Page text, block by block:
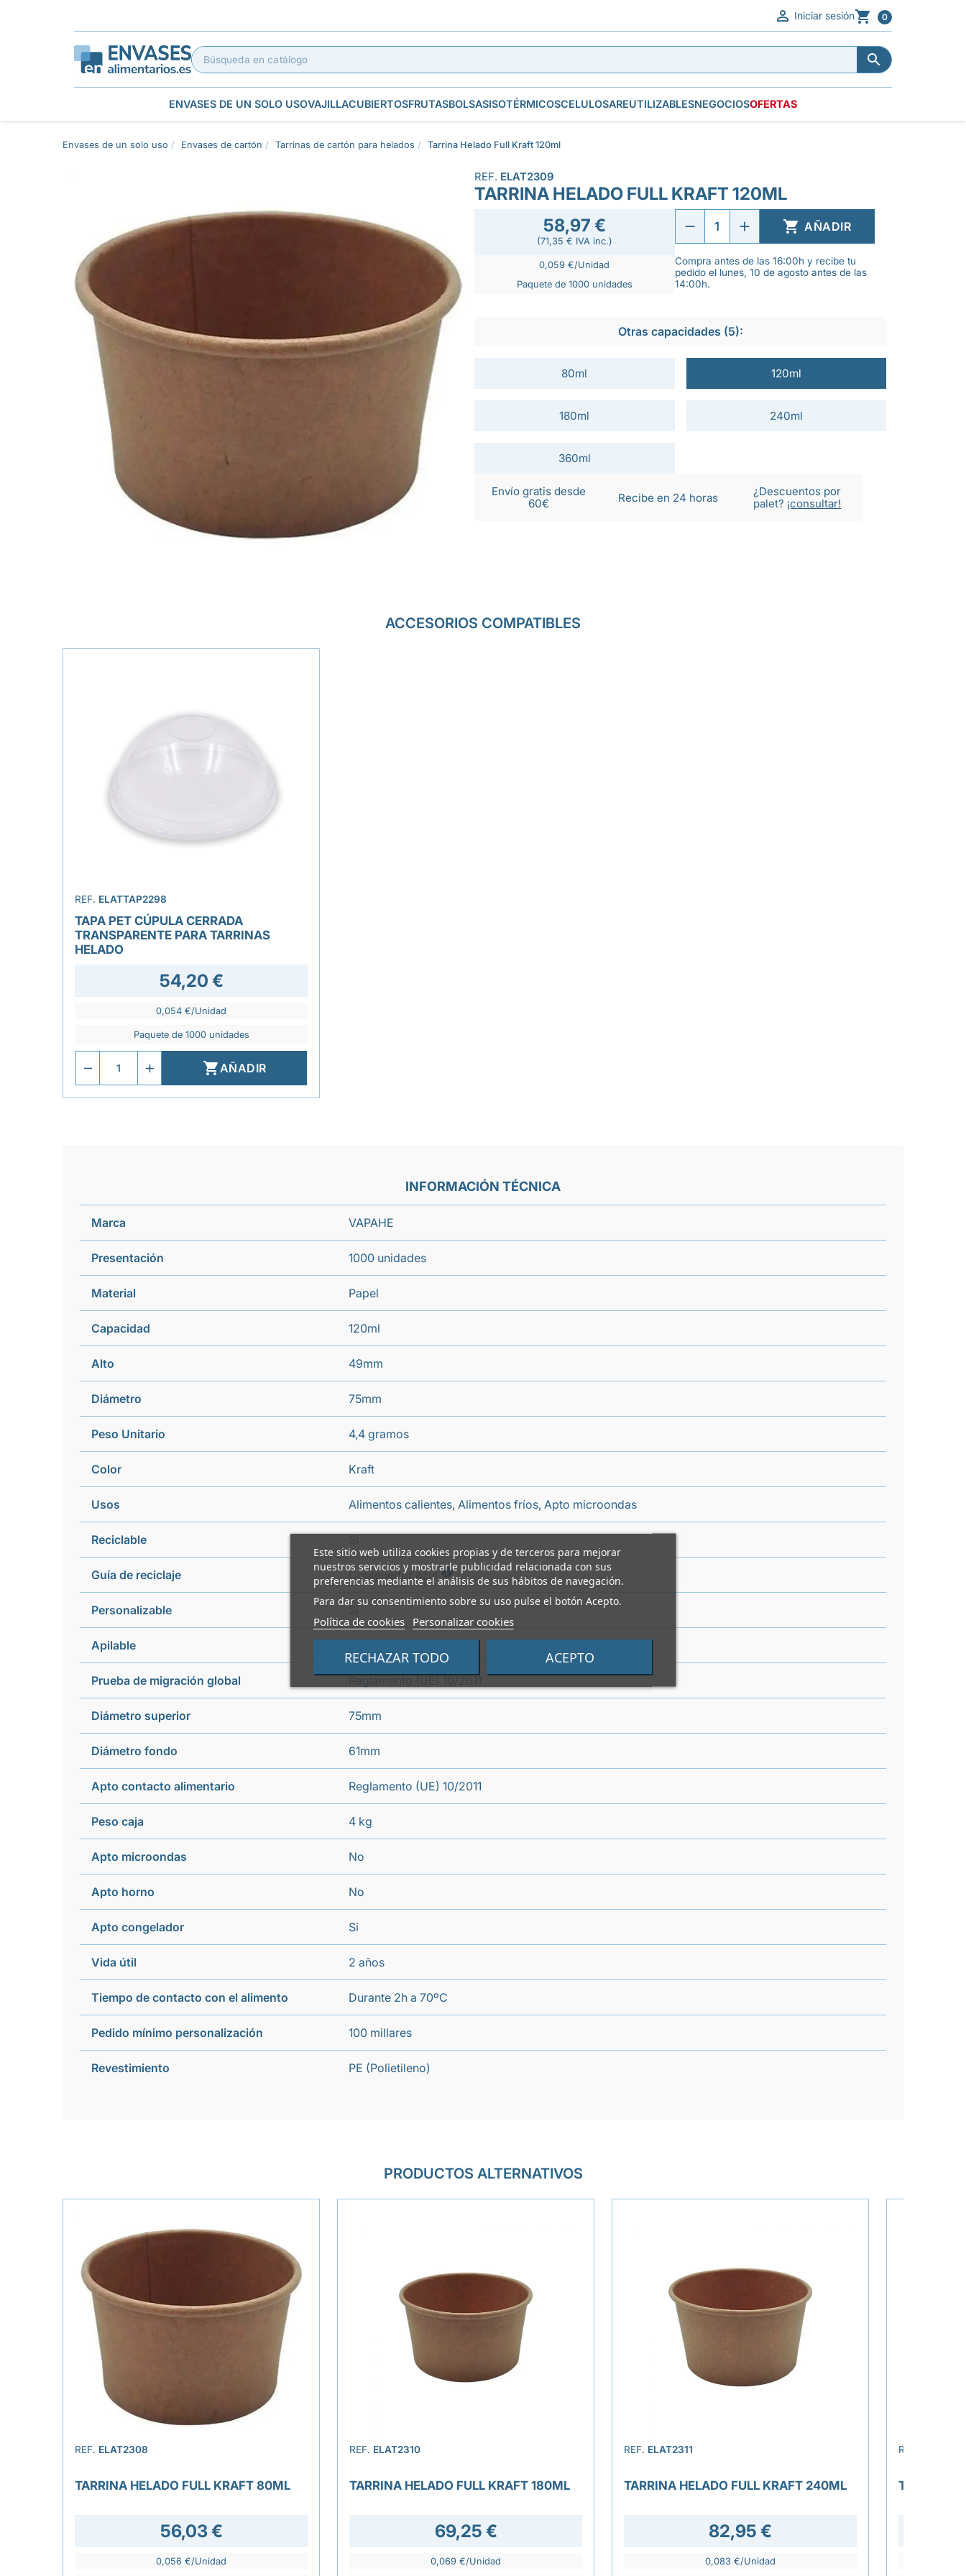
 Iniciar sesión 0


ENVASES DE UN SOLO USOVAJILLACUBIERTOSFRUTASBOLSASISOTÉRMICOSCELULOSAREUTILIZABLESNEGOCIOSOFERTAS
Este sitio web utiliza cookies propias y de terceros para mejorar
nuestros servicios y mostrarle publicidad relacionada con sus
preferencias mediante el análisis de sus hábitos de navegación.
Para dar su consentimiento sobre su uso pulse el botón Acepto.
Política de cookies Personalizar cookies
RECHAZAR TODO ACEPTO
Envases de un solo uso Envases de cartón Tarrinas de cartón para helados Tarrina Helado Full Kraft 120ml
REF. ELAT2309
TARRINA HELADO FULL KRAFT 120ML
58,97 €
(71,35 € IVA inc.)
0,059 €/Unidad
Paquete de 1000 unidades
 AÑADIR
Compra antes de las 16:00h y recibe tu
pedido el lunes, 10 de agosto antes de las
14:00h.
Otras capacidades (5):
80ml 120ml
180ml 240ml
360ml
Envío gratis desde
60€
Recibe en 24 horas
¿Descuentos por
palet? ¡consultar!
ACCESORIOS COMPATIBLES
REF. ELATTAP2298
TAPA PET CÚPULA CERRADA
TRANSPARENTE PARA TARRINAS
HELADO
54,20 €
0,054 €/Unidad
Paquete de 1000 unidades
AÑADIR
INFORMACIÓN TÉCNICA
Marca VAPAHE
Presentación 1000 unidades
Material Papel
Capacidad 120ml
Alto 49mm
Diámetro 75mm
Peso Unitario 4,4 gramos
Color Kraft
Usos Alimentos calientes, Alimentos fríos, Apto microondas
Reciclable
Guía de reciclaje Contenedor azul i
Personalizable
Apilable
Prueba de migración global
Diámetro superior 75mm
Diámetro fondo 61mm
Apto contacto alimentario Reglamento (UE) 10/2011
Peso caja 4 kg
Apto microondas No
Apto horno No
Apto congelador Si
Vida útil 2 años
Tiempo de contacto con el alimento Durante 2h a 70ºC
Pedido mínimo personalización 100 millares
Revestimiento PE (Polietileno)
PRODUCTOS ALTERNATIVOS
REF. ELAT2308
TARRINA HELADO FULL KRAFT 80ML
56,03 €
0,056 €/Unidad
REF. ELAT2310
TARRINA HELADO FULL KRAFT 180ML
69,25 €
0,069 €/Unidad
REF. ELAT2311
TARRINA HELADO FULL KRAFT 240ML
82,95 €
0,083 €/Unidad
REF.
TARRINA